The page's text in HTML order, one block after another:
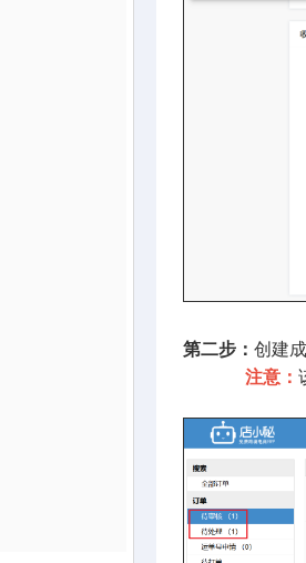
第二步： 创建
注意：